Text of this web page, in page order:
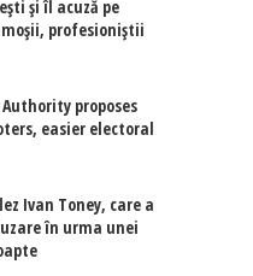
și îl acuză pe
profesioniștii
proposes
easier electoral
Ivan Toney, care a
în urma unei